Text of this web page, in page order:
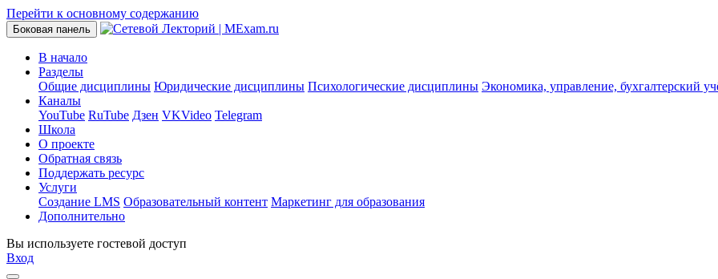
Перейти к основному содержанию
Боковая панель
В начало
Разделы
Общие дисциплины Юридические дисциплины Психологические дисциплины Экономика, управление, бухгалтерский
Каналы
YouTube RuTube Дзен VKVideo Telegram
Школа
О проекте
Обратная связь
Поддержать ресурс
Услуги
Создание LMS Образовательный контент Маркетинг для образования
Дополнительно
Вы используете гостевой доступ
Вход